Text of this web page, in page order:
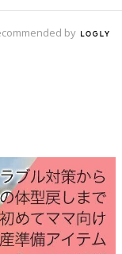
なった場合は認め
by